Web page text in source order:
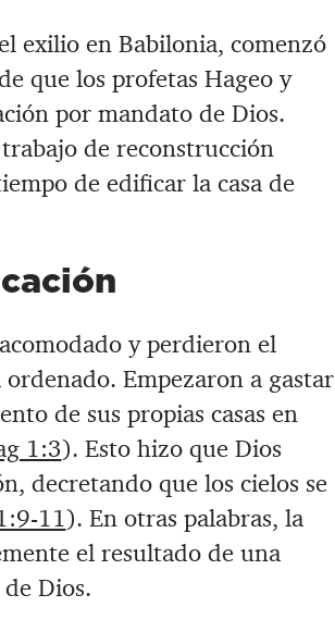
exilio en Babilonia, comenzó
que los profetas Hageo y
por mandato de Dios.
de reconstrucción
de edificar la casa de
y perdieron el
Empezaron a gastar
de sus propias casas en
1:3). Esto hizo que Dios
decretando que los cielos se
11). En otras palabras, la
el resultado de una
Dios.